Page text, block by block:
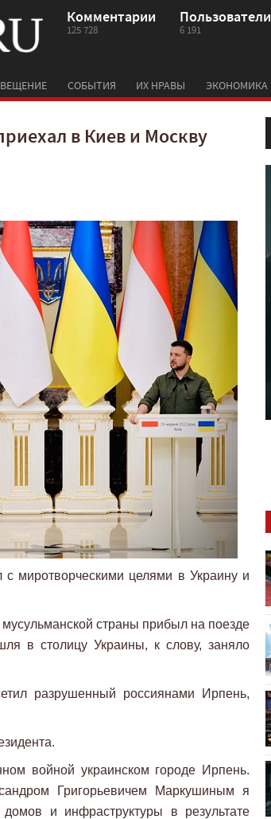
Комментарии
125 728
Пользователи
6 191
СОБЫТИЯ ИХ НРАВЫ ЭКОНОМИКА
в Киев и Москву
миротворческими целями в Украину и
страны прибыл на поезде
в столицу Украины, к слову, заняло
разрушенный россиянами Ирпень,
войной украинском городе Ирпень.
Григорьевичем Маркушиным я
и инфраструктуры в результате